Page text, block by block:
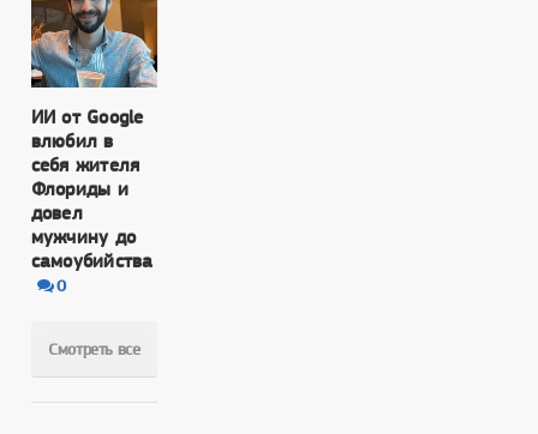
ИИ от Google
влюбил в
себя жителя
Флориды и
довел
мужчину до
самоубийства
0
Смотреть все